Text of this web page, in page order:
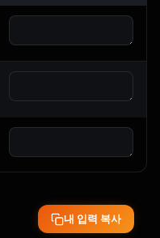
tax deduction for
to your state's
and fees
내 입력 복사